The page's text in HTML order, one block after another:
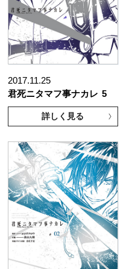
2017.11.25
君死ニタマフ事ナカレ 5
詳しく見る